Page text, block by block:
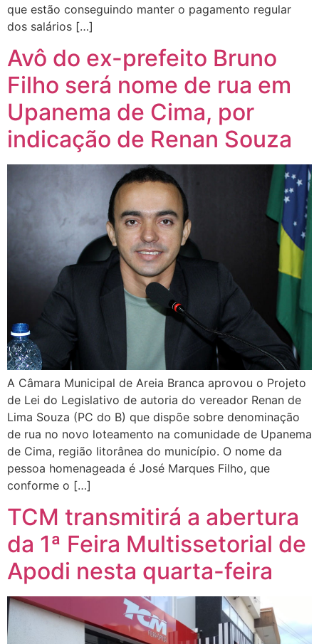
que estão conseguindo manter o pagamento regular
dos salários […]
Avô do ex-prefeito Bruno
Filho será nome de rua em
Upanema de Cima, por
indicação de Renan Souza
A Câmara Municipal de Areia Branca aprovou o Projeto
de Lei do Legislativo de autoria do vereador Renan de
Lima Souza (PC do B) que dispõe sobre denominação
de rua no novo loteamento na comunidade de Upanema
de Cima, região litorânea do município. O nome da
pessoa homenageada é José Marques Filho, que
conforme o […]
TCM transmitirá a abertura
da 1ª Feira Multissetorial de
Apodi nesta quarta-feira